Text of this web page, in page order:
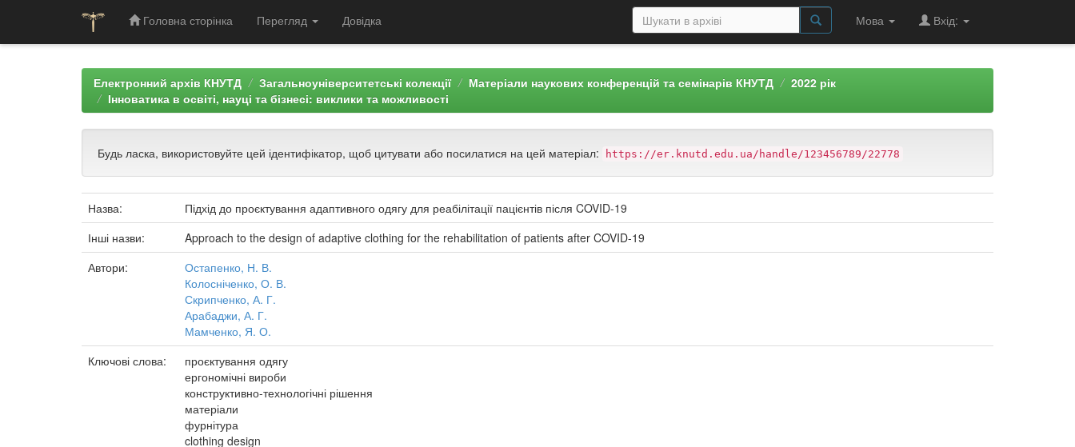
Головна сторінка Перегляд Довідка Мова Вхід:
Електронний архів КНУТД Загальноуніверситетські колекції Матеріали наукових конференцій та семінарів КНУТД
2022 рік
Інноватика в освіті, науці та бізнесі: виклики та можливості
Будь ласка, використовуйте цей ідентифікатор, щоб цитувати або посилатися на цей матеріал: https://er.knutd.edu.ua/handle/123456789/22778
Назва:
Підхід до проєктування адаптивного одягу для реабілітації пацієнтів після COVID-19
Інші назви:
Approach to the design of adaptive clothing for the rehabilitation of patients after COVID-19
Автори:
Остапенко, Н. В.
Колосніченко, О. В.
Скрипченко, А. Г.
Арабаджи, А. Г.
Мамченко, Я. О.
Ключові слова:
проєктування одягу
ергономічні вироби
конструктивно-технологічні рішення
матеріали
фурнітура
clothing design